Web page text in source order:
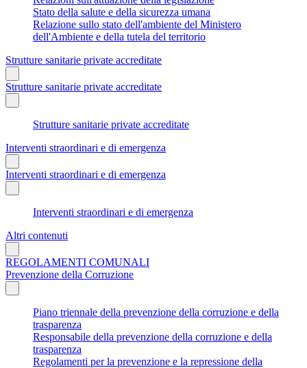
Stato della salute e della sicurezza umana
Relazione sullo stato dell'ambiente del Ministero
dell'Ambiente e della tutela del territorio
Strutture sanitarie private accreditate
Strutture sanitarie private accreditate
Strutture sanitarie private accreditate
Interventi straordinari e di emergenza
Interventi straordinari e di emergenza
Interventi straordinari e di emergenza
Altri contenuti
REGOLAMENTI COMUNALI
Prevenzione della Corruzione
Piano triennale della prevenzione della corruzione e della
trasparenza
Responsabile della prevenzione della corruzione e della
trasparenza
Regolamenti per la prevenzione e la repressione della